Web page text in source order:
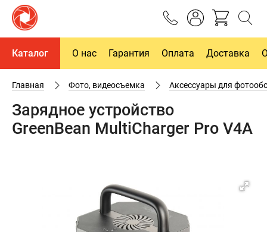
Каталог О нас Гарантия Оплата Доставка
Главная Фото, видеосъемка Аксессуары для
Зарядное устройство
GreenBean MultiCharger Pro V4A